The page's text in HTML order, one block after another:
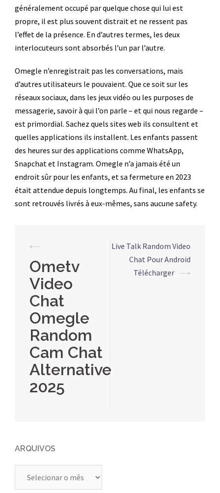
généralement occupé par quelque chose qui lui est
propre, il est plus souvent distrait et ne ressent pas
l’effet de la présence. En d’autres termes, les deux
interlocuteurs sont absorbés l’un par l’autre.
Omegle n’enregistrait pas les conversations, mais
d’autres utilisateurs le pouvaient. Que ce soit sur les
réseaux sociaux, dans les jeux vidéo ou les purposes de
messagerie, savoir à qui l’on parle – et qui nous regarde –
est primordial. Sachez quels sites web ils consultent et
quelles applications ils installent. Les enfants passent
des heures sur des applications comme WhatsApp,
Snapchat et Instagram. Omegle n’a jamais été un
endroit sûr pour les enfants, et sa fermeture en 2023
était attendue depuis longtemps. Au final, les enfants se
sont retrouvés livrés à eux-mêmes, sans aucune safety.
Navegação
de
posts
⟵
Ometv
Video
Chat
Omegle
Random
Cam Chat
Alternative
2025
Live Talk Random Video
Chat Pour Android
Télécharger ⟶
ARQUIVOS